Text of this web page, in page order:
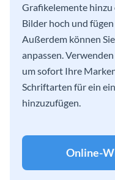
Grafikelemente hinzu
Bilder hoch und
Außerdem können
anpassen.
um sofort Ihre
Schriftarten für ein
hinzuzufügen.
Online-